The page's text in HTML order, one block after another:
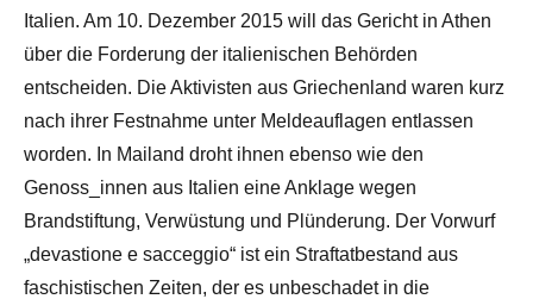
Italien. Am 10. Dezember 2015 will das Gericht in Athen
über die Forderung der italienischen Behörden
entscheiden. Die Aktivisten aus Griechenland waren kurz
nach ihrer Festnahme unter Meldeauflagen entlassen
worden. In Mailand droht ihnen ebenso wie den
Genoss_innen aus Italien eine Anklage wegen
Brandstiftung, Verwüstung und Plünderung. Der Vorwurf
„devastione e sacceggio“ ist ein Straftatbestand aus
faschistischen Zeiten, der es unbeschadet in die